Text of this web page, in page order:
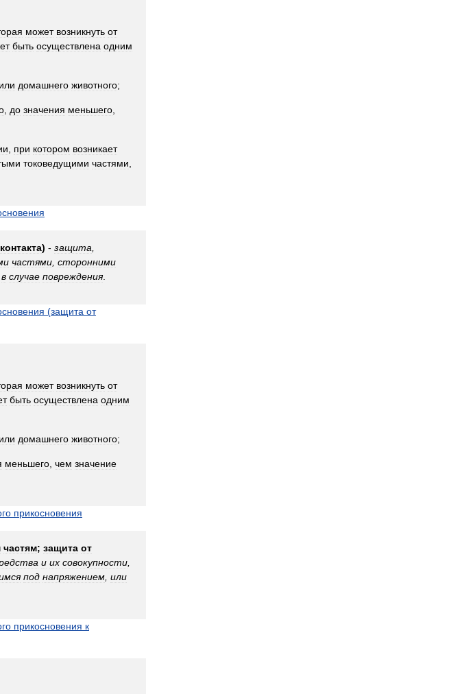
может возникнуть от
быть осуществлена одним
или домашнего животного;
до значения меньшего
при котором возникает
токоведущими частями
контакта) - защита
частями сторонними
в случае повреждения.
(защита от
может возникнуть от
быть осуществлена одним
или домашнего животного;
меньшего чем значение
прикосновения
частям; защита от
и их совокупности
под напряжением или
прикосновения к